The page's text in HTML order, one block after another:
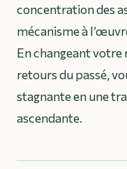
concentration des
mécanisme à
En changeant votre
retours du passé,
stagnante en une
ascendante.